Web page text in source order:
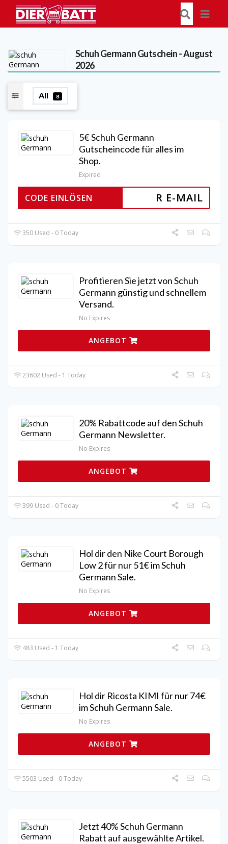
Schuh GermannGutschein - August
2026
All 8
5€ Schuh Germann
Gutscheincode für alles im
Shop.
Expired
R E-MAIL
CODE EINLÖSEN
350 Used - 0 Today
Profitieren Sie jetzt von Schuh
Germann günstig und schnellem
Versand.
No Expires
ANGEBOT
23602 Used - 1 Today
20% Rabattcode auf den Schuh
Germann Newsletter.
No Expires
ANGEBOT
399 Used - 0 Today
Hol dir den Nike Court Borough
Low 2 für nur 51€ im Schuh
Germann Sale.
No Expires
ANGEBOT
483 Used - 1 Today
Hol dir Ricosta KIMI für nur 74€
im Schuh Germann Sale.
No Expires
ANGEBOT
5503 Used - 0 Today
Jetzt 40% Schuh Germann
Rabatt auf ausgewählte Artikel.